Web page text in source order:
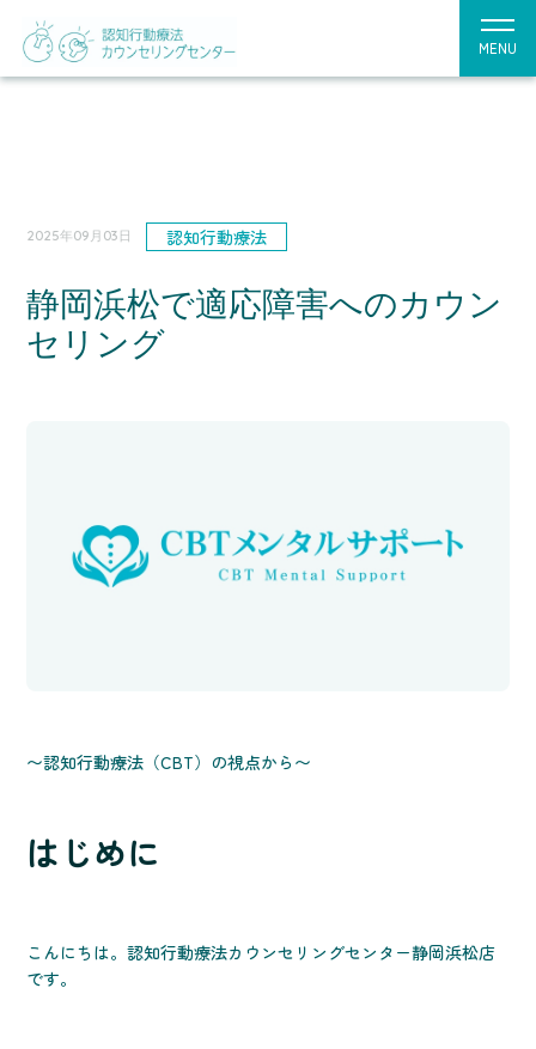
MENU
2025年09月03日 認知行動療法
静岡浜松で適応障害へのカウン
セリング
〜認知行動療法（CBT）の視点から〜
はじめに
こんにちは。認知行動療法カウンセリングセンター静岡浜松店
です。